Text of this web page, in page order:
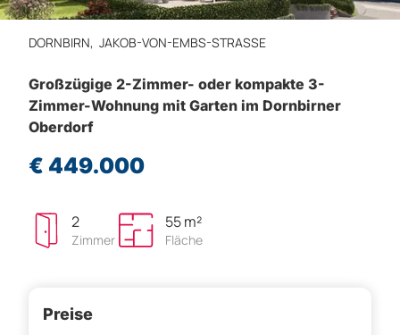
DORNBIRN, JAKOB-VON-EMBS-STRASSE
Großzügige 2-Zimmer- oder kompakte 3-
Zimmer-Wohnung mit Garten im Dornbirner
Oberdorf
€ 449.000
2
Zimmer
55 m²
Fläche
Preise